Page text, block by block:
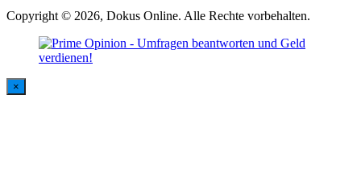
Copyright © 2026, Dokus Online. Alle Rechte vorbehalten.
×